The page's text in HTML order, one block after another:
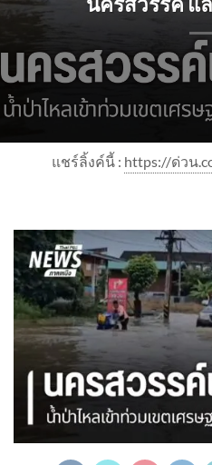
แชร์ลิ้งค์นี้ : https://ด่วน